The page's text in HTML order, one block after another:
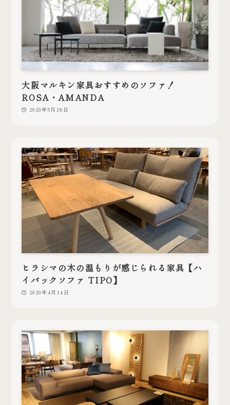
大阪マルキン家具おすすめのソファ！
ROSA・AMANDA
2020年5月18日
ヒラシマの木の温もりが感じられる家具【ハ
イバックソファ TIPO】
2020年4月14日